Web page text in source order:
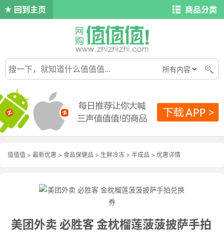
回到主页 商品分类
值值值 > 最新优惠 > 食品保健品 > 生鲜冷冻 > 半成品 > 优惠详情
美团外卖 必胜客 金枕榴莲菠菠披萨手拍